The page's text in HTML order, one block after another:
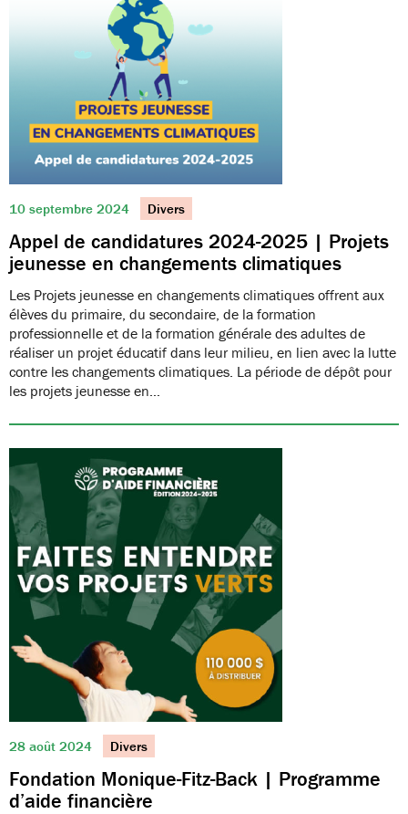
10 septembre 2024 Divers
Appel de candidatures 2024-2025 | Projets
jeunesse en changements climatiques
Les Projets jeunesse en changements climatiques offrent aux
élèves du primaire, du secondaire, de la formation
professionnelle et de la formation générale des adultes de
réaliser un projet éducatif dans leur milieu, en lien avec la lutte
contre les changements climatiques. La période de dépôt pour
les projets jeunesse en…
28 août 2024 Divers
Fondation Monique-Fitz-Back | Programme
d’aide financière